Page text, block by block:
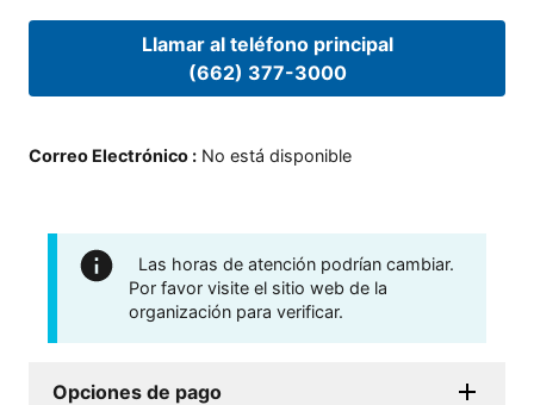
Llamar al teléfono principal
(662) 377-3000
Correo Electrónico : No está disponible
Las horas de atención podrían cambiar.
Por favor visite el sitio web de la
organización para verificar.
Opciones de pago